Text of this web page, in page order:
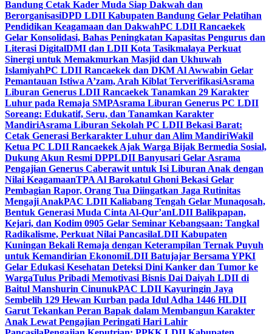
Bandung Cetak Kader Muda Siap Dakwah dan
BerorganisasiDPD LDII Kabupaten Bandung Gelar Pelatihan
Pendidikan Keagamaan dan DakwahPC LDII Rancaekek
Gelar Konsolidasi, Bahas Peningkatan Kapasitas Pengurus dan
Literasi DigitalDMI dan LDII Kota Tasikmalaya Perkuat
Sinergi untuk Memakmurkan Masjid dan Ukhuwah
IslamiyahPC LDII Rancaekek dan DKM Al Awwabin Gelar
Pemantauan Istiwa A’zam, Arah Kiblat TerverifikasiAsrama
Liburan Generus LDII Rancaekek Tanamkan 29 Karakter
Luhur pada Remaja SMPAsrama Liburan Generus PC LDII
Soreang: Edukatif, Seru, dan Tanamkan Karakter
MandiriAsrama Liburan Sekolah PC LDII Bekasi Barat:
Cetak Generasi Berkarakter Luhur dan Alim MandiriWakil
Ketua PC LDII Rancaekek Ajak Warga Bijak Bermedia Sosial,
Dukung Akun Resmi DPPLDII Banyusari Gelar Asrama
Pengajian Generus Caberawit untuk Isi Liburan Anak dengan
Nilai KeagamaanTPA Al Barokatul Ghoni Bekasi Gelar
Pembagian Rapor, Orang Tua Diingatkan Jaga Rutinitas
Mengaji AnakPAC LDII Kaliabang Tengah Gelar Munaqosah,
Bentuk Generasi Muda Cinta Al-Qur’anLDII Balikpapan,
Kejari, dan Kodim 0905 Gelar Seminar Kebangsaan: Tangkal
Radikalisme, Perkuat Nilai PancasilaLDII Kabupaten
Kuningan Bekali Remaja dengan Keterampilan Ternak Puyuh
untuk Kemandirian EkonomiLDII Batujajar Bersama YPKI
Gelar Edukasi Kesehatan Deteksi Dini Kanker dan Tumor ke
WargaTulus Pribadi Memotivasi Bisnis Dai Daiyah LDII di
Baitul Manshurin CinunukPAC LDII Kayuringin Jaya
Sembelih 129 Hewan Kurban pada Idul Adha 1446 HLDII
Garut Tekankan Peran Bapak dalam Membangun Karakter
Anak Lewat Pengajian Peringati Hari Lahir